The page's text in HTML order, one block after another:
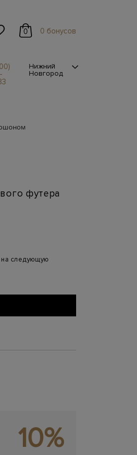
0 0 бонусов
Нижний
Новгород
футера
на следующую
10%